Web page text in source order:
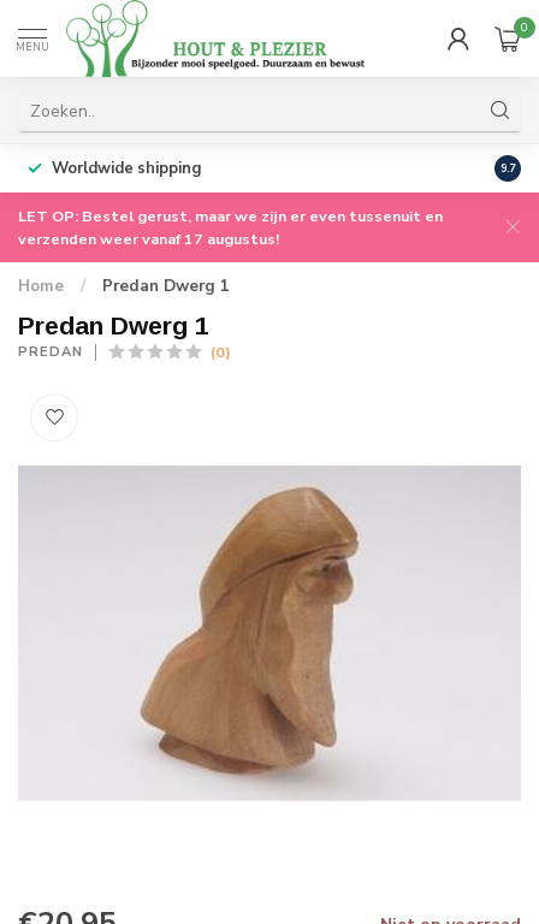
MENU
0
Worldwide shipping 9.7
LET OP: Bestel gerust, maar we zijn er even tussenuit en
verzenden weer vanaf 17 augustus!
Home / Predan Dwerg 1
Predan Dwerg 1
PREDAN (0)